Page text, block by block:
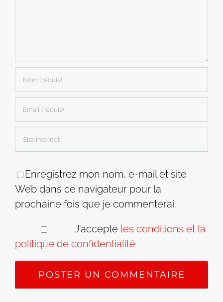
Enregistrez mon nom, e-mail et site
Web dans ce navigateur pour la
prochaine fois que je commenterai.
J’accepte les conditions et la
politique de confidentialité